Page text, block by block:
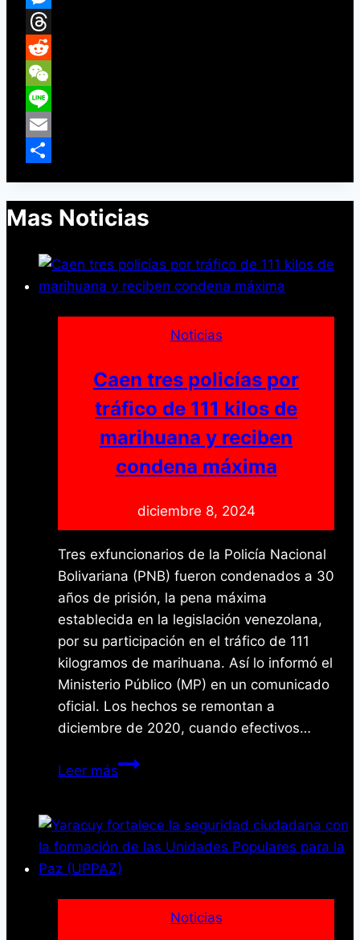
Messenger
Threads
Reddit
WeChat
Line
Email
Mas Noticias
Noticias
Caen tres policías por
tráfico de 111 kilos de
marihuana y reciben
condena máxima
diciembre 8, 2024
Tres exfuncionarios de la Policía Nacional
Bolivariana (PNB) fueron condenados a 30
años de prisión, la pena máxima
establecida en la legislación venezolana,
por su participación en el tráfico de 111
kilogramos de marihuana. Así lo informó el
Ministerio Público (MP) en un comunicado
oficial. Los hechos se remontan a
diciembre de 2020, cuando efectivos…
Leer másCaen
por
tráfico
de
Noticias